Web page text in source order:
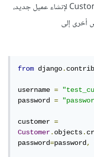
أو نستخدم Customer.objects.create_user لإنشاء عميل جديد،
أخرى إلى
from django.
username =
password =
customer =
Customer.objects.
password=password,